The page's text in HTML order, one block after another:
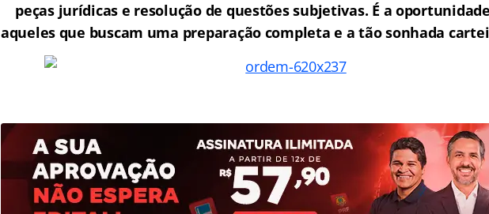
peças jurídicas e resolução de questões subjetivas. É a
aqueles que buscam uma preparação completa e a tão sonhada